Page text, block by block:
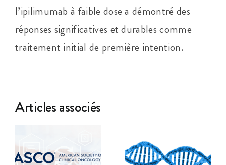
l’ipilimumab à faible dose a démontré des
réponses significatives et durables comme
traitement initial de première intention.
Articles associés